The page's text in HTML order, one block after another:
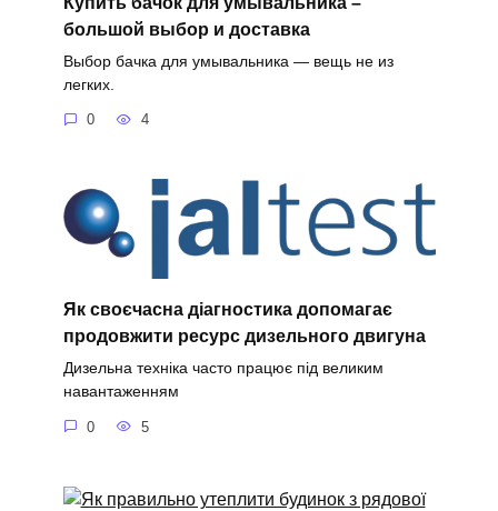
большой выбор и доставка
Выбор бачка для умывальника — вещь не из
легких.
0 4
Як своєчасна діагностика допомагає
продовжити ресурс дизельного двигуна
Дизельна техніка часто працює під великим
навантаженням
0 5